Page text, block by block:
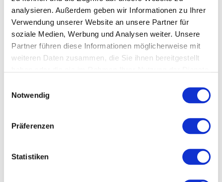
analysieren. Außerdem geben wir Informationen zu Ihrer
Verwendung unserer Website an unsere Partner für
soziale Medien, Werbung und Analysen weiter. Unsere
Partner führen diese Informationen möglicherweise mit
weiteren Daten zusammen, die Sie ihnen bereitgestellt
Notwendig
Präferenzen
Statistiken
SECA Messband 201
205cm Länge
Auf Lager
13,45 €*
*) inkl. gesetzl. MwSt. zzgl.
Schutzhüllen für
Domotherm S 40 Stück
10,12 € *
*) inkl. gesetzl. MwSt. zzgl.